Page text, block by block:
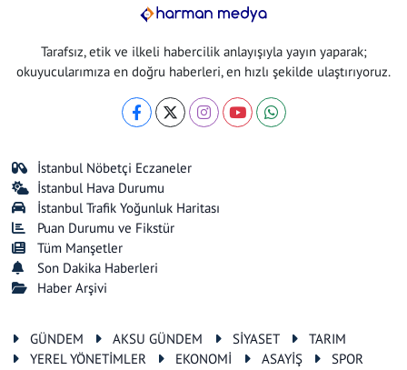
Tarafsız, etik ve ilkeli habercilik anlayışıyla yayın yaparak;
okuyucularımıza en doğru haberleri, en hızlı şekilde ulaştırıyoruz.
İstanbul Nöbetçi Eczaneler
İstanbul Hava Durumu
İstanbul Trafik Yoğunluk Haritası
Puan Durumu ve Fikstür
Tüm Manşetler
Son Dakika Haberleri
Haber Arşivi
GÜNDEM AKSU GÜNDEM SİYASET
TARIM
YEREL YÖNETİMLER
EKONOMİ ASAYİŞ
SPOR